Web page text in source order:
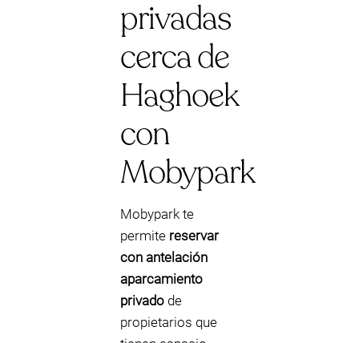
privadas
cerca de
Haghoek
con
Mobypark
Mobypark te
permite reservar
con antelación
aparcamiento
privado de
propietarios que